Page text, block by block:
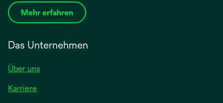
Mehr erfahren
Das Unternehmen
Über uns
Karriere